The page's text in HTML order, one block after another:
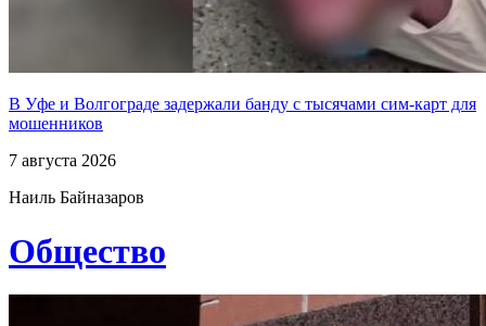
В Уфе и Волгограде задержали банду с тысячами сим-карт для
мошенников
7 августа 2026
Наиль Байназаров
Общество